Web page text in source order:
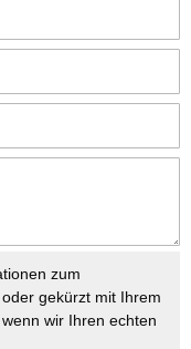
zum
gekürzt mit Ihrem
wir Ihren echten